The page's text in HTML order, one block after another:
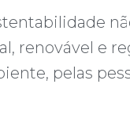
renovável e
pelas